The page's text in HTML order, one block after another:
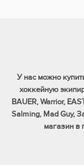
У нас можно
хоккейную
BAUER, Warrior,
Salming, Mad Guy,
магазин в